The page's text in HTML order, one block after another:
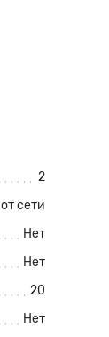
2
от сети
Нет
Нет
20
Нет